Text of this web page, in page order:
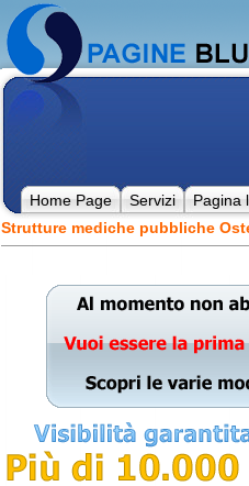
Home Page Servizi Pagina
Strutture mediche pubbliche